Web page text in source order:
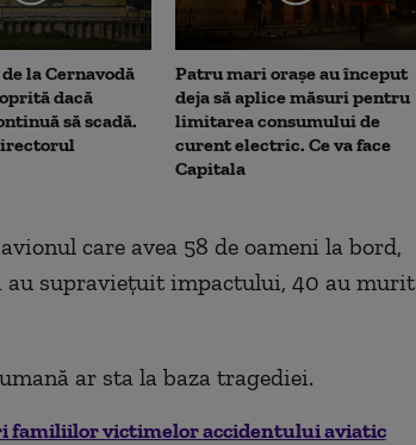
la Cernavodă
dacă
să scadă.
Patru mari orașe au început
deja să aplice măsuri pentru
limitarea consumului de
curent electric. Ce va face
Capitala
care avea 58 de oameni la bord,
au supravieţuit impactului, 40 au murit
ar sta la baza tragediei.
familiilor victimelor accidentului aviatic